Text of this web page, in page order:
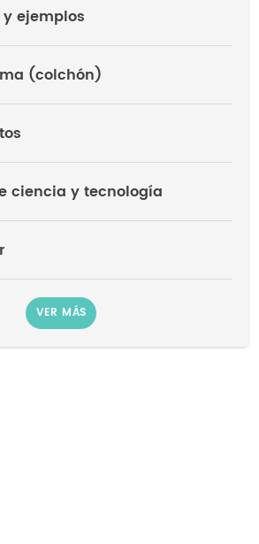
ejemplos
(colchón)
ciencia y tecnología
VER MÁS